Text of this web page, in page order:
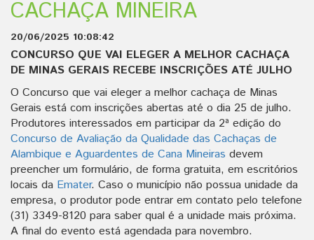
CACHAÇA MINEIRA
20/06/2025 10:08:42
CONCURSO QUE VAI ELEGER A MELHOR CACHAÇA
DE MINAS GERAIS RECEBE INSCRIÇÕES ATÉ JULHO
O Concurso que vai eleger a melhor cachaça de Minas
Gerais está com inscrições abertas até o dia 25 de julho.
Produtores interessados em participar da 2ª edição do
Concurso de Avaliação da Qualidade das Cachaças de
Alambique e Aguardentes de Cana Mineiras devem
preencher um formulário, de forma gratuita, em escritórios
locais da Emater. Caso o município não possua unidade da
empresa, o produtor pode entrar em contato pelo telefone
(31) 3349-8120 para saber qual é a unidade mais próxima.
A final do evento está agendada para novembro.